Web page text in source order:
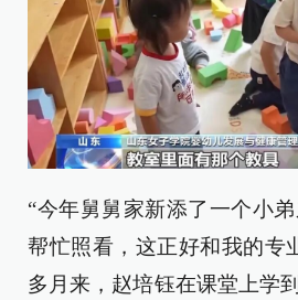
“今年舅舅家新添了一个小
帮忙照看，这正好和我的专
多月来，赵培钰在课堂上学